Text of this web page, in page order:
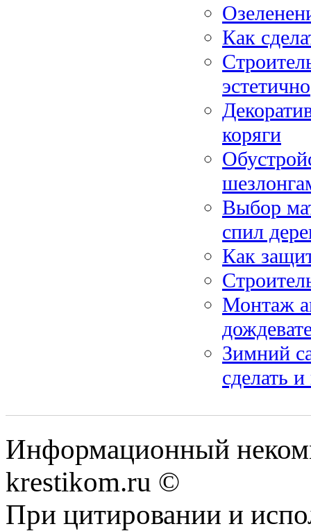
Как
эстетично
коряги
Выбор
спил
Как
Монтаж
Зимний
сделать
Информационный
krestikom.ru ©
При цитировании и